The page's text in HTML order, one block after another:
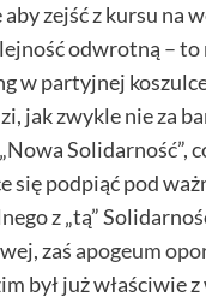
aby zejść z kursu
odwrotną – to
w partyjnej
jak zwykle nie za
Solidarność”,
się podpiąć pod
z „tą”
zaś apogeum
był już właściwie